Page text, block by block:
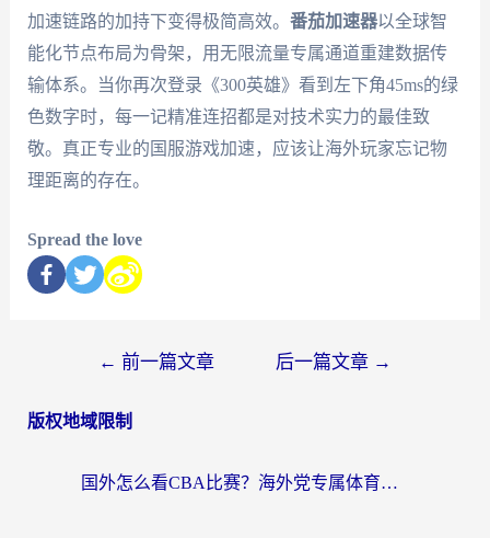
加速链路的加持下变得极简高效。 番茄加速器以全球智
能化节点布局为骨架，用无限流量专属通道重建数据传
输体系。当你再次登录《300英雄》看到左下角45ms的绿
色数字时，每一记精准连招都是对技术实力的最佳致
敬。真正专业的国服游戏加速，应该让海外玩家忘记物
理距离的存在。
Spread the love
← 前一篇文章 后一篇文章 →
版权地域限制
国外怎么看CBA比赛？海外党专属体育直播指南，告别地区限制看球自由